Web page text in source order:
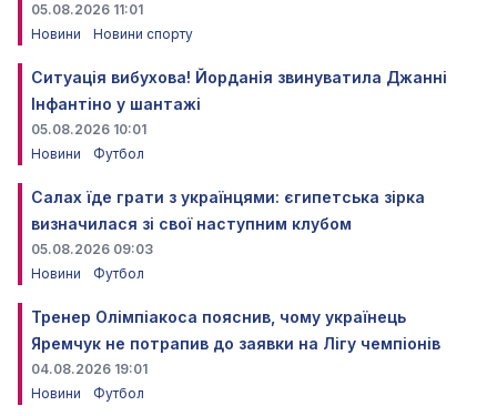
05.08.2026 11:01
Новини
Новини спорту
Ситуація вибухова! Йорданія звинуватила Джанні
Інфантіно у шантажі
05.08.2026 10:01
Новини
Футбол
Салах їде грати з українцями: єгипетська зірка
визначилася зі свої наступним клубом
05.08.2026 09:03
Новини
Футбол
Тренер Олімпіакоса пояснив, чому українець
Яремчук не потрапив до заявки на Лігу чемпіонів
04.08.2026 19:01
Новини
Футбол